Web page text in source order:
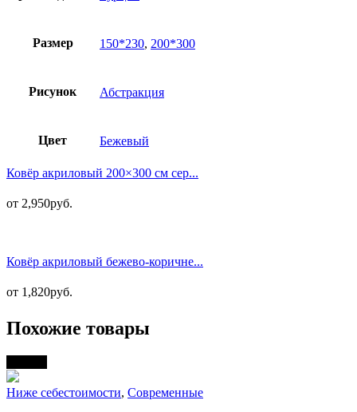
Размер 150*230, 200*300
Рисунок Абстракция
Цвет Бежевый
Ковёр акриловый 200×300 см сер...
от 2,950руб.
Ковёр акриловый бежево-коричне...
от 1,820руб.
Похожие товары
Ниже себестоимости, Современные